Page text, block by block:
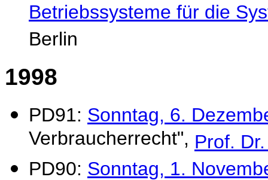
Betriebssysteme für die
Berlin
1998
PD91: Sonntag, 6.
Verbraucherrecht", Prof.
PD90: Sonntag, 1.